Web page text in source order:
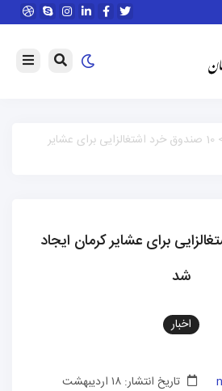
خرد اشتغالزایی برای عشایر
برای عشایر کرمان ایجاد
انتشار: ۱۸ اردیبهشت